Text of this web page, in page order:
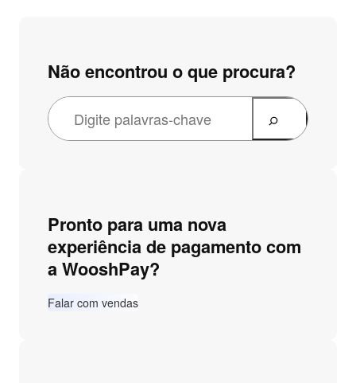
Não encontrou o que procura?
Pronto para uma nova
experiência de pagamento com
a WooshPay?
Falar com vendas